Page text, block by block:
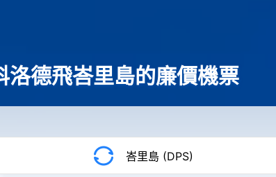
洛德飛峇里島的廉價機票